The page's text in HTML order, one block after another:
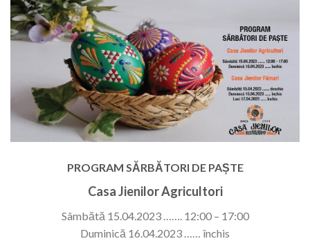
PROGRAM SĂRBĂTORI DE PAȘTE
Casa Jienilor Agricultori
Sâmbătă 15.04.2023 ……. 12:00 – 17:00
Duminică 16.04.2023 …… închis